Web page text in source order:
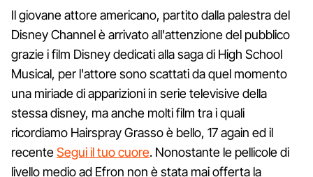
Il giovane attore americano, partito dalla palestra del
Disney Channel è arrivato all'attenzione del pubblico
grazie i film Disney dedicati alla saga di High School
Musical, per l'attore sono scattati da quel momento
una miriade di apparizioni in serie televisive della
stessa disney, ma anche molti film tra i quali
ricordiamo Hairspray Grasso è bello, 17 again ed il
recenteSegui il tuo cuore. Nonostante le pellicole di
livello medio ad Efron non è stata mai offerta la